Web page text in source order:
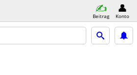
Beitrag Konto